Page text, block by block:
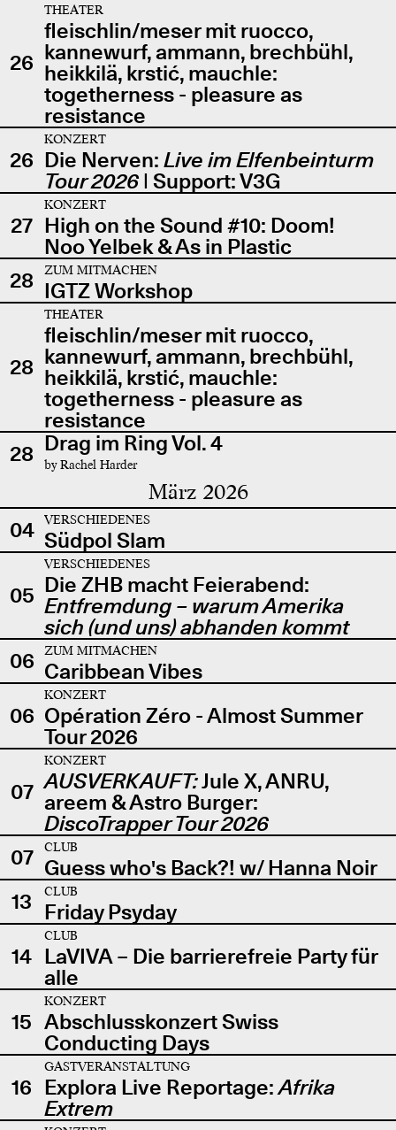
26
THEATER
fleischlin/meser mit ruocco,
kannewurf, ammann, brechbühl,
heikkilä, krstić, mauchle:
togetherness - pleasure as
resistance
26
KONZERT
Die Nerven: Live im Elfenbeinturm
Tour 2026| Support: V3G
27
KONZERT
High on the Sound #10: Doom!
Noo Yelbek & As in Plastic
28
ZUM MITMACHEN
IGTZ Workshop
28
THEATER
fleischlin/meser mit ruocco,
kannewurf, ammann, brechbühl,
heikkilä, krstić, mauchle:
togetherness - pleasure as
resistance
28 Drag im Ring Vol. 4
by Rachel Harder
März 2026
04 VERSCHIEDENES
Südpol Slam
05
VERSCHIEDENES
Die ZHB macht Feierabend:
Entfremdung – warum Amerika
sich (und uns) abhanden kommt
06
ZUM MITMACHEN
Caribbean Vibes
06
KONZERT
Opération Zéro - Almost Summer
Tour 2026
07
KONZERT
AUSVERKAUFT:Jule X, ANRU,
areem & Astro Burger:
DiscoTrapper Tour 2026
07
CLUB
Guess who's Back?! w/ Hanna Noir
13
CLUB
Friday Psyday
14
CLUB
LaVIVA – Die barrierefreie Party für
alle
15
KONZERT
Abschlusskonzert Swiss
Conducting Days
16
GASTVERANSTALTUNG
Explora Live Reportage:Afrika
Extrem